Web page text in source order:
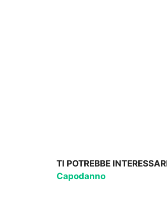
TI POTREBBE
Capodanno